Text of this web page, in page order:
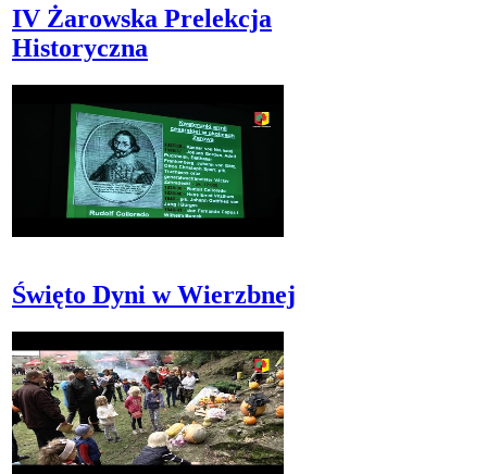
IV Żarowska Prelekcja
Historyczna
Święto Dyni w Wierzbnej